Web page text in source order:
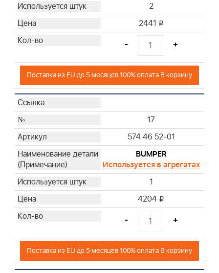
2
2441 i
- +
Поставка из EU до 5 месяцев 100% оплата В корзину
17
574 46 52-01
BUMPER
Используется в агрегатах
1
4204 i
- +
Поставка из EU до 5 месяцев 100% оплата В корзину